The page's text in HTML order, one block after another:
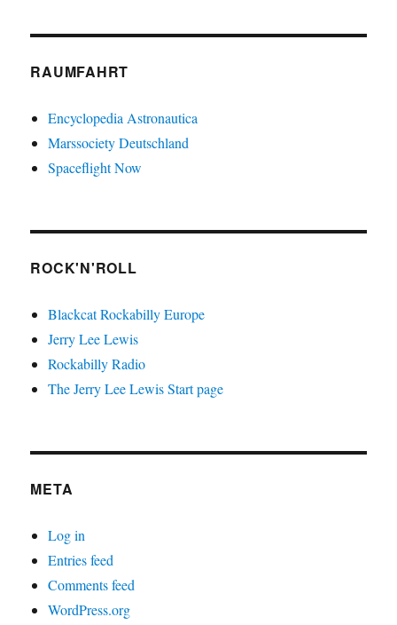
RAUMFAHRT
Encyclopedia Astronautica
Marssociety Deutschland
Spaceflight Now
ROCK'N'ROLL
Blackcat Rockabilly Europe
Jerry Lee Lewis
Rockabilly Radio
The Jerry Lee Lewis Start page
META
Log in
Entries feed
Comments feed
WordPress.org